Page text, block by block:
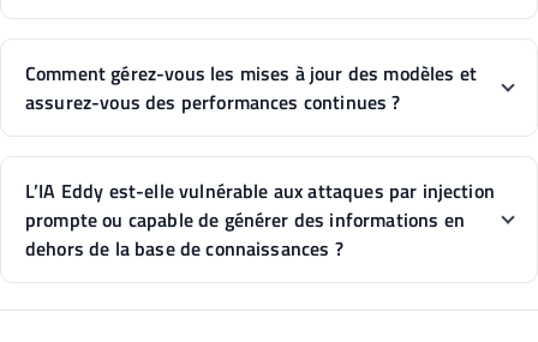
Comment gérez-vous les mises à jour des modèles et
assurez-vous des performances continues ?
L’IA Eddy est-elle vulnérable aux attaques par injection
prompte ou capable de générer des informations en
dehors de la base de connaissances ?